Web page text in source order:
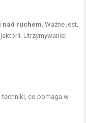
nad ruchem. Ważne jest,
Utrzymywanie:
techniki, co pomaga w